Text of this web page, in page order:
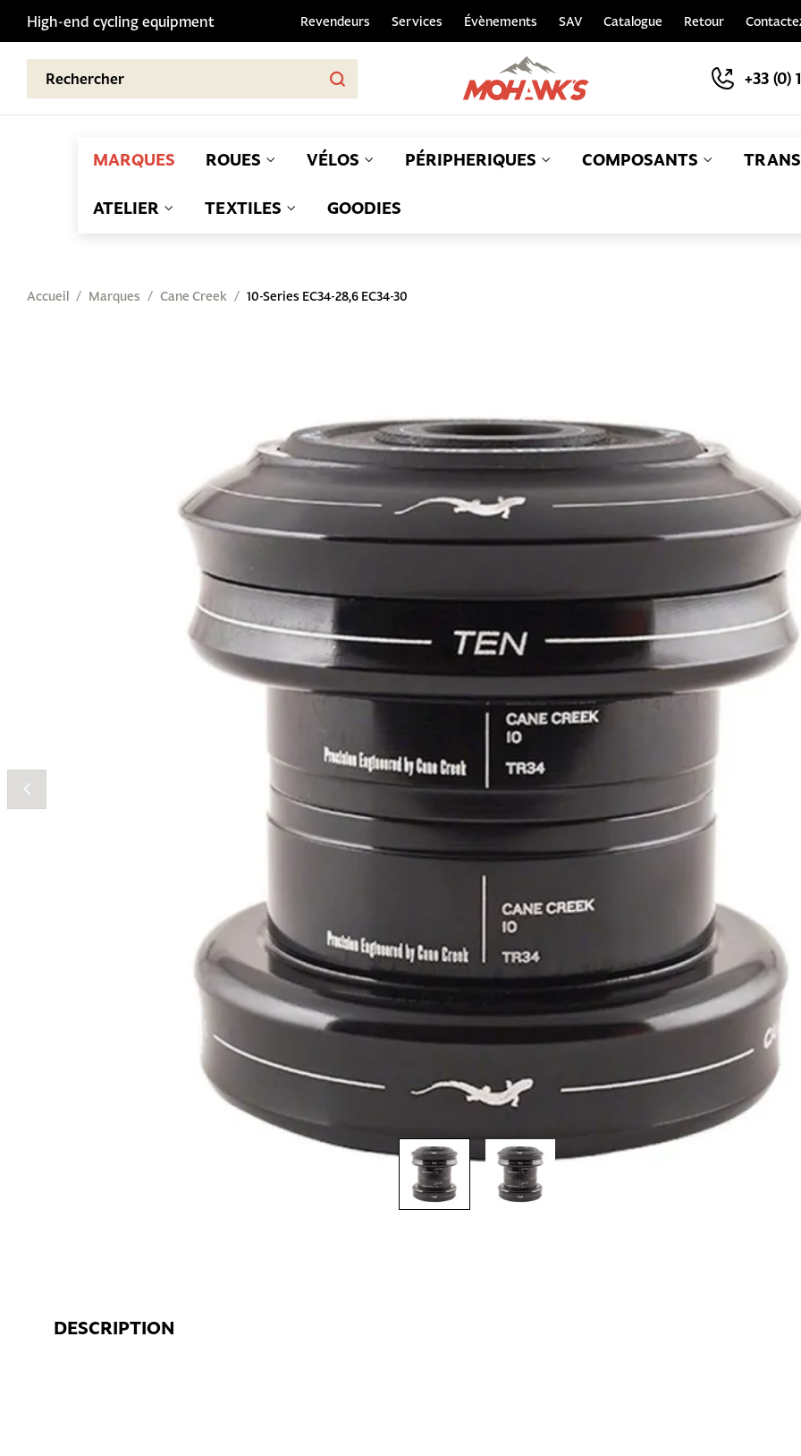
High-end cycling equipment Revendeurs Services Évènements SAV Catalogue Retour
+33 (0)
MARQUES ROUES VÉLOS PÉRIPHERIQUES COMPOSANTS
ATELIER TEXTILES GOODIES
Accueil Marques Cane Creek 10-Series EC34-28,6 EC34-30
DESCRIPTION